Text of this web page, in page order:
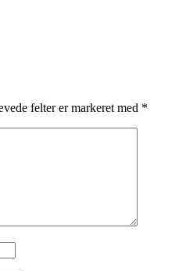
felter er markeret med *